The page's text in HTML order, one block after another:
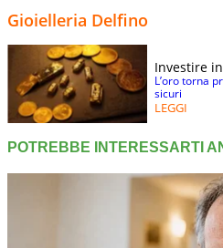
Gioielleria Delfino
Investire
L’oro torna
sicuri
LEGGI